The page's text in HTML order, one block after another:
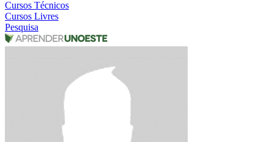
Cursos Técnicos
Cursos Livres
Pesquisa